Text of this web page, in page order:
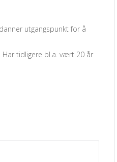
danner utgangspunkt for å
tidligere bl.a. vært 20 år